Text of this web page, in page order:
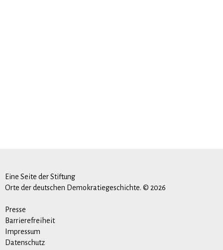
Eine Seite der Stiftung
Orte der deutschen Demokratiegeschichte. © 2026
Presse
Barrierefreiheit
Impressum
Datenschutz